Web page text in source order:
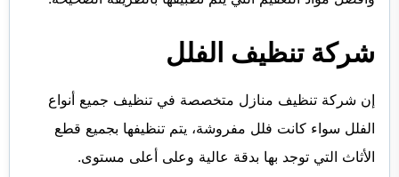
شركة تنظيف الفلل
إن شركة تنظيف منازل متخصصة في تنظيف جميع أنواع
الفلل سواء كانت فلل مفروشة، يتم تنظيفها بجميع قطع
الأثاث التي توجد بها بدقة عالية وعلى أعلى مستوى.